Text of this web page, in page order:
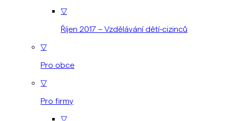
▽
Říjen 2017 – Vzdělávání dětí-cizinců
▽
Pro obce
▽
Pro firmy
▽